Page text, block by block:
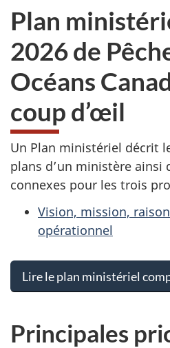
Plan
2026 de
Océans
coup d’œil
Un Plan ministériel décrit
plans d’un ministère ainsi
connexes pour les trois
Vision, mission,
opérationnel
Lire le plan ministériel
Principales